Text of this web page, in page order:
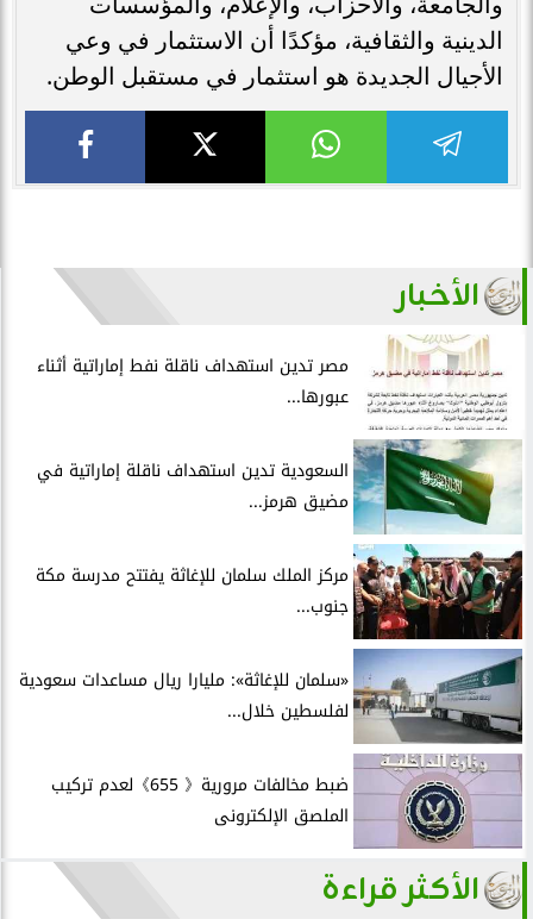
الدينية والثقافية، مؤكدًا أن الاستثمار في وعي
الأجيال الجديدة هو استثمار في مستقبل الوطن.
الأخبار
مصر تدين استهداف ناقلة نفط إماراتية أثناء
عبورها...
السعودية تدين استهداف ناقلة إماراتية في
مضيق هرمز...
مركز الملك سلمان للإغاثة يفتتح مدرسة مكة
جنوب...
«سلمان للإغاثة»: مليارا ريال مساعدات سعودية
لفلسطين خلال...
ضبط مخالفات مرورية《 655》لعدم تركيب
الملصق الإلكترونى
الأكثر قراءة